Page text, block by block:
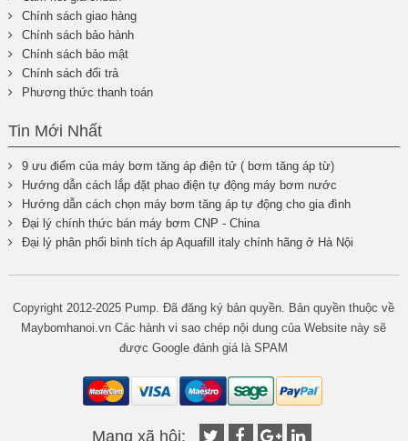
Chính sách giao hàng
Chính sách bảo hành
Chính sách bảo mật
Chính sách đổi trả
Phương thức thanh toán
Tin Mới Nhất
9 ưu điểm của máy bơm tăng áp điện tử ( bơm tăng áp từ)
Hướng dẫn cách lắp đặt phao điện tự động máy bơm nước
Hướng dẫn cách chọn máy bơm tăng áp tự động cho gia đình
Đại lý chính thức bán máy bơm CNP - China
Đại lý phân phối bình tích áp Aquafill italy chính hãng ở Hà Nội
Copyright 2012-2025 Pump. Đã đăng ký bản quyền. Bản quyền thuộc về
Maybomhanoi.vn Các hành vi sao chép nội dung của Website này sẽ
được Google đánh giá là SPAM
Mạng xã hội: